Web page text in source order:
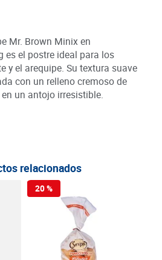
Mr. Brown Minix en
es el postre ideal para los
y el arequipe. Su textura suave
con un relleno cremoso de
un antojo irresistible.
relacionados
20 %